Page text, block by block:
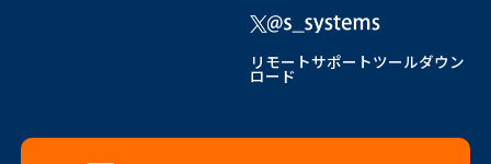
リモートサポートツールダウン
ロード